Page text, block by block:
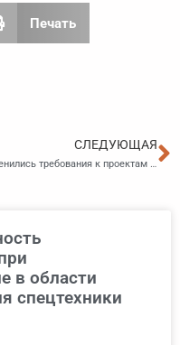
Печать
СЛЕДУЮЩАЯ
Изменились требования к проектам технопарков
в области
спецтехники